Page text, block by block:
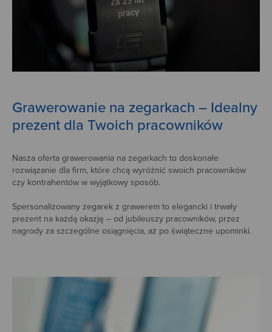
Grawerowanie na zegarkach – Idealny
prezent dla Twoich pracowników
Nasza oferta grawerowania na zegarkach to doskonałe
rozwiązanie dla firm, które chcą wyróżnić swoich pracowników
czy kontrahentów w wyjątkowy sposób.
Spersonalizowany zegarek z grawerem to elegancki i trwały
prezent na każdą okazję – od jubileuszy pracowników, przez
nagrody za szczególne osiągnięcia, aż po świąteczne upominki.